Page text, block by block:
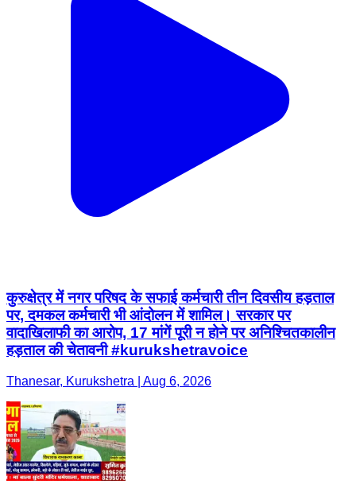
कुरुक्षेत्र में नगर परिषद के सफाई कर्मचारी तीन दिवसीय हड़ताल
पर, दमकल कर्मचारी भी आंदोलन में शामिल। सरकार पर
वादाखिलाफी का आरोप, 17 मांगें पूरी न होने पर अनिश्चितकालीन
हड़ताल की चेतावनी #kurukshetravoice
Thanesar, Kurukshetra | Aug 6, 2026